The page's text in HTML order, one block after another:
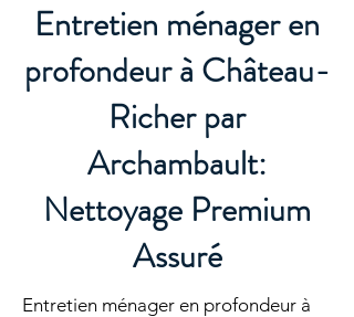
Entretien ménager en
profondeur à Château-
Richer par
Archambault:
Nettoyage Premium
Assuré
Entretien ménager en profondeur à